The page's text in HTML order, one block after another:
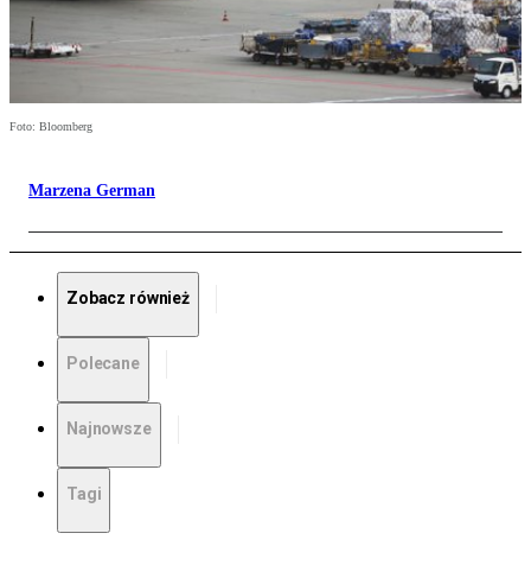
Foto: Bloomberg
Marzena German
Zobacz również
Polecane
Najnowsze
Tagi